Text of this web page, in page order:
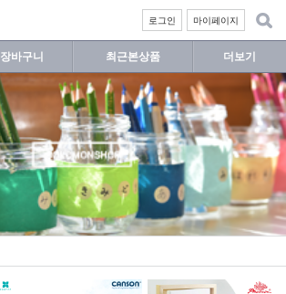
마이페이지
로그인
장바구니 최근본상품 더보기